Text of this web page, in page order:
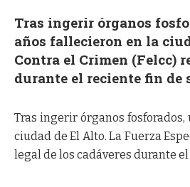
Tras ingerir órganos
años fallecieron en la
Contra el Crimen (Felcc)
durante el reciente fin de
Tras ingerir órganos
ciudad de El Alto. La Fuerza
legal de los cadáveres durante